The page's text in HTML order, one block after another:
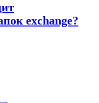
exchange?